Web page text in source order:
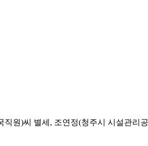
원)씨 별세, 조연정(청주시 시설관리